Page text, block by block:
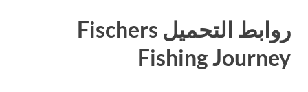
روابط التحميل Fischers
Fishing Journey